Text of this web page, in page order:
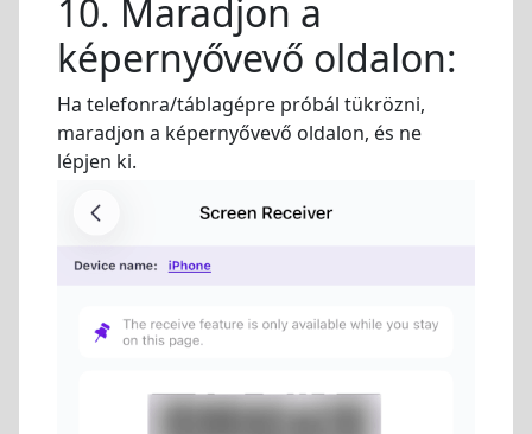
10. Maradjon a
képernyővevő oldalon:
Ha telefonra/táblagépre próbál tükrözni,
maradjon a képernyővevő oldalon, és ne
lépjen ki.